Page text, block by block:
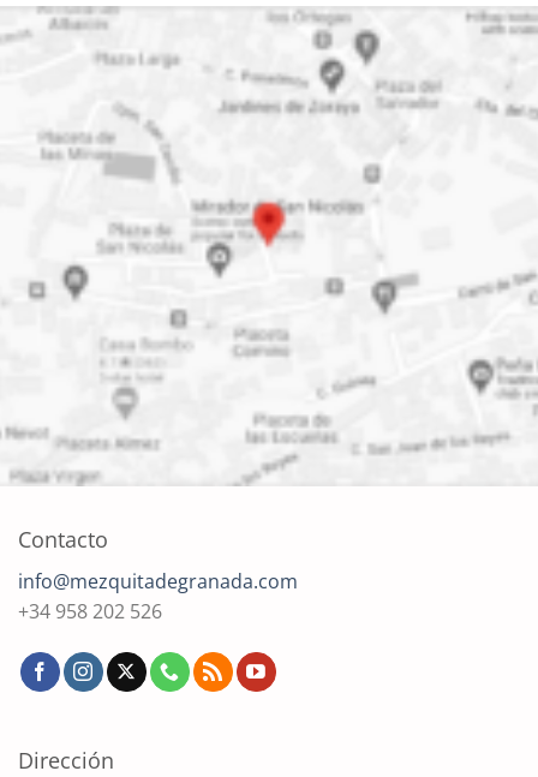
Contacto
info@mezquitadegranada.com
+34 958 202 526
Dirección